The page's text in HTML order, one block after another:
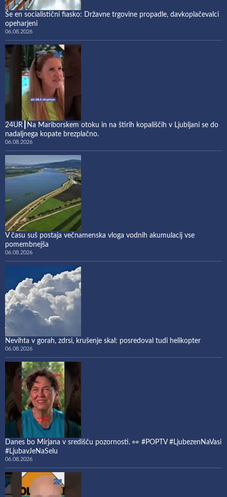
Še en socialistični fiasko: Državne trgovine propadle, davkoplačevalci
opeharjeni
06.08.2026
24UR┃Na Mariborskem otoku in na štirih kopališčih v Ljubljani se do
nadaljnega kopate brezplačno.
06.08.2026
V času suš postaja večnamenska vloga vodnih akumulacij vse
pomembnejša
06.08.2026
Nevihta v gorah, zdrsi, krušenje skal: posredoval tudi helikopter
06.08.2026
Danes bo Mirjana v središču pozornosti. 👀 #POPTV #LjubezenNaVasi
#LjubavJeNaSelu
06.08.2026